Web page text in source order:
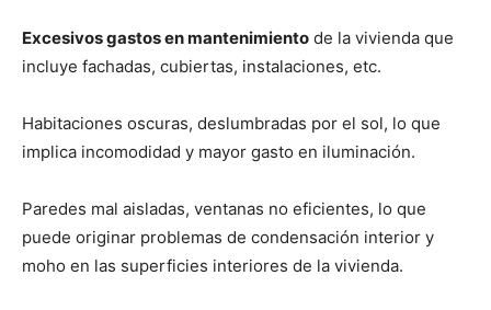
Excesivos gastos en mantenimiento de la vivienda que
incluye fachadas, cubiertas, instalaciones, etc.
Habitaciones oscuras, deslumbradas por el sol, lo que
implica incomodidad y mayor gasto en iluminación.
Paredes mal aisladas, ventanas no eficientes, lo que
puede originar problemas de condensación interior y
moho en las superficies interiores de la vivienda.